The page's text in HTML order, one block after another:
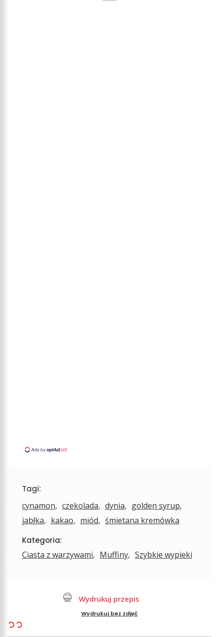
Tagi:
cynamon czekolada dynia
golden syrup
jabłka
kakao miód śmietana kremówka
Kategoria:
Ciasta z warzywami Muffiny Szybkie wypieki
Wydrukuj przepis
Wydrukuj bez zdjęć